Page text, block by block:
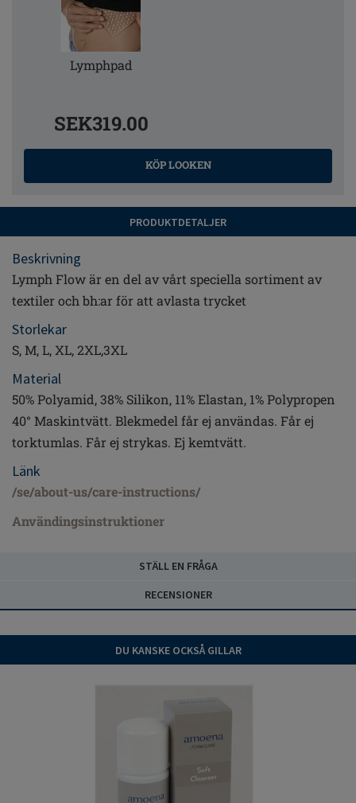
Lymphpad
SEK319.00
KÖP LOOKEN
PRODUKTDETALJER
Beskrivning
Lymph Flow är en del av vårt speciella sortiment av
textiler och bh:ar för att avlasta trycket
Storlekar
S, M, L, XL, 2XL,3XL
Material
50% Polyamid, 38% Silikon, 11% Elastan, 1% Polypropen
40° Maskintvätt. Blekmedel får ej användas. Får ej
torktumlas. Får ej strykas. Ej kemtvätt.
Länk
/se/about-us/care-instructions/
Användingsinstruktioner
STÄLL EN FRÅGA
RECENSIONER
DU KANSKE OCKSÅ GILLAR